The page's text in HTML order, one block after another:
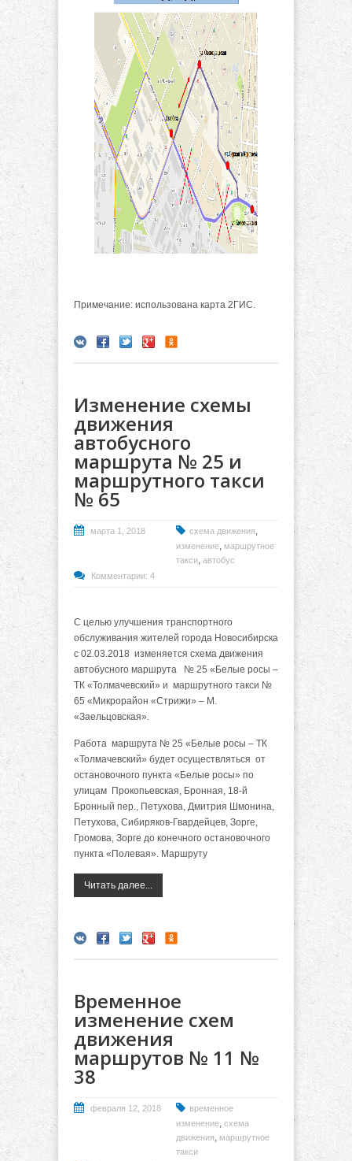
Примечание: использована карта 2ГИС.
Изменение схемы
движения
автобусного
маршрута № 25 и
маршрутного такси
№ 65
марта 1, 2018 схема движения
изменение маршрутное
такси автобус
Комментарии: 4
С целью улучшения транспортного
обслуживания жителей города Новосибирска
с 02.03.2018 изменяется схема движения
автобусного маршрута № 25 «Белые росы –
ТК «Толмачевский» и маршрутного такси №
65 «Микрорайон «Стрижи» – М.
«Заельцовская».
Работа маршрута № 25 «Белые росы – ТК
«Толмачевский» будет осуществляться от
остановочного пункта «Белые росы» по
улицам Прокопьевская, Бронная, 18-й
Бронный пер., Петухова, Дмитрия Шмонина,
Петухова, Сибиряков-Гвардейцев, Зорге,
Громова, Зорге до конечного остановочного
пункта «Полевая». Маршруту
Читать далее...
Временное
изменение схем
движения
маршрутов № 11 №
38
февраля 12, 2018
временное
изменение схема
движения
маршрутное
такси